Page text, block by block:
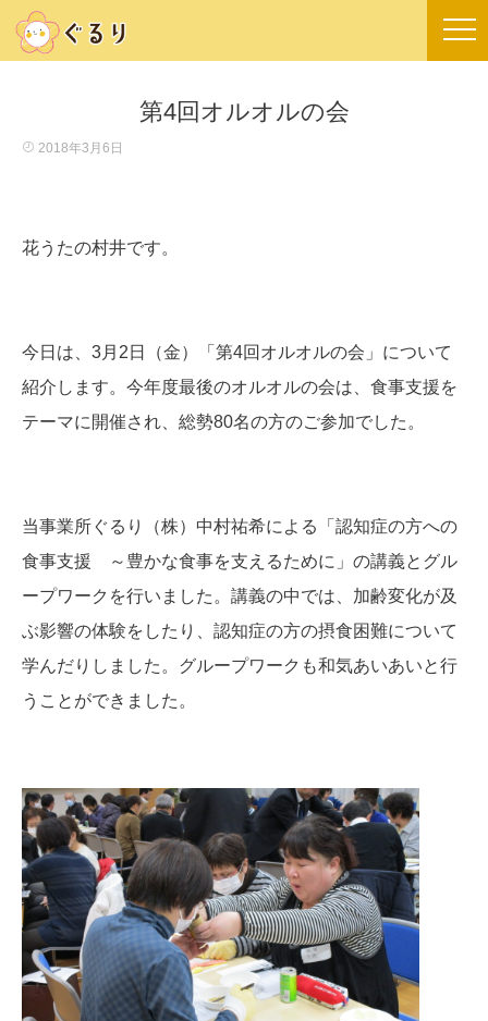
第4回オルオルの会
2018年3月6日
花うたの村井です。
今日は、3月2日（金）「第4回オルオルの会」について
紹介します。今年度最後のオルオルの会は、食事支援を
テーマに開催され、総勢80名の方のご参加でした。
当事業所ぐるり（株）中村祐希による「認知症の方への
食事支援 ～豊かな食事を支えるために」の講義とグル
ープワークを行いました。講義の中では、加齢変化が及
ぶ影響の体験をしたり、認知症の方の摂食困難について
学んだりしました。グループワークも和気あいあいと行
うことができました。